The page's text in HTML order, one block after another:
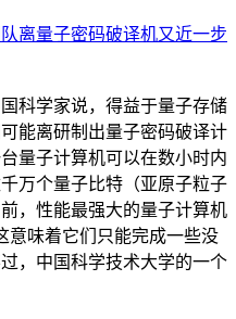
离量子密码破译机又近一步
科学家说，得益于量子存储
能离研制出量子密码破译计
量子计算机可以在数小时内
万个量子比特（亚原子粒子
，性能最强大的量子计算机
意味着它们只能完成一些没
，中国科学技术大学的一个